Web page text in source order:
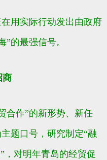
用实际行动发出由政府
”的最强信号。
商
合作”的新形势、新任
题口号，研究制定“融
，对明年青岛的经贸促